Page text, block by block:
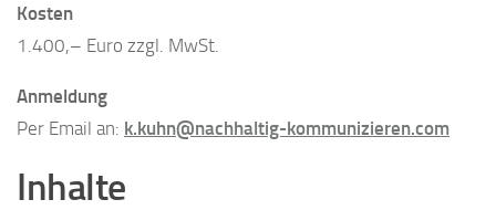
Kosten
1.400,– Euro zzgl. MwSt.
Anmeldung
Per Email an: k.kuhn@nachhaltig-kommunizieren.com
Inhalte